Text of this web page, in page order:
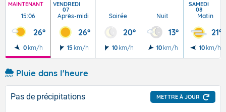
MAINTENANT
15:06
26°
0 km/h
VENDREDI
07
Après-midi
26°
15 km/h
Soirée
20°
10 km/h
Nuit
13°
10 km/h
SAMEDI
08
Matin
21°
10 km/h
Pluie dans l'heure
Pas de précipitations METTRE À JOUR